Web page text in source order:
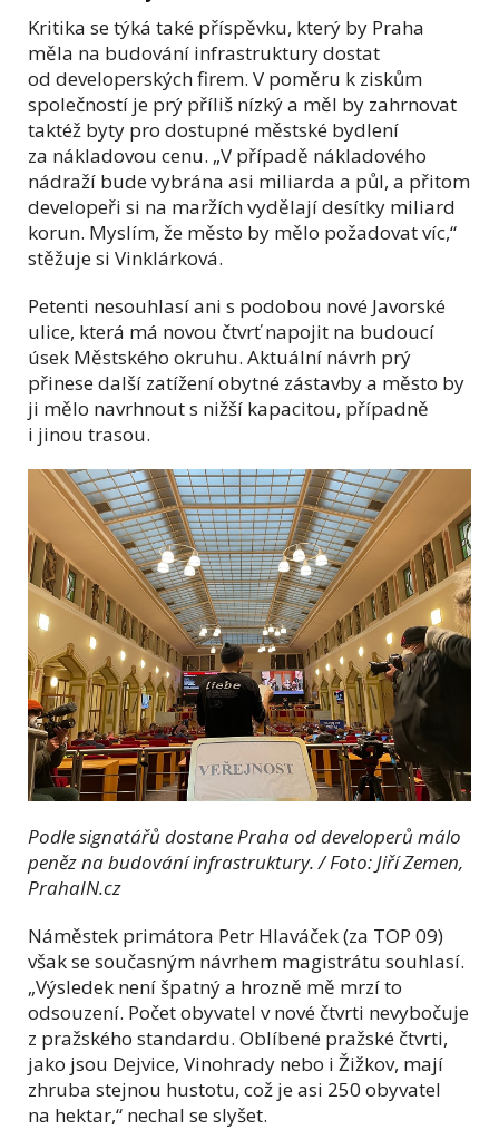
Kritika se týká také příspěvku, který by Praha
měla na budování infrastruktury dostat
od developerských firem. V poměru k ziskům
společností je prý příliš nízký a měl by zahrnovat
taktéž byty pro dostupné městské bydlení
za nákladovou cenu. „V případě nákladového
nádraží bude vybrána asi miliarda a půl, a přitom
developeři si na maržích vydělají desítky miliard
korun. Myslím, že město by mělo požadovat víc,“
stěžuje si Vinklárková.
Petenti nesouhlasí ani s podobou nové Javorské
ulice, která má novou čtvrť napojit na budoucí
úsek Městského okruhu. Aktuální návrh prý
přinese další zatížení obytné zástavby a město by
ji mělo navrhnout s nižší kapacitou, případně
i jinou trasou.
Podle signatářů dostane Praha od developerů málo
peněz na budování infrastruktury. / Foto: Jiří Zemen,
PrahaIN.cz
Náměstek primátora Petr Hlaváček (za TOP 09)
však se současným návrhem magistrátu souhlasí.
„Výsledek není špatný a hrozně mě mrzí to
odsouzení. Počet obyvatel v nové čtvrti nevybočuje
z pražského standardu. Oblíbené pražské čtvrti,
jako jsou Dejvice, Vinohrady nebo i Žižkov, mají
zhruba stejnou hustotu, což je asi 250 obyvatel
na hektar,“ nechal se slyšet.